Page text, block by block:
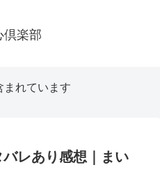
倶楽部
まれています
レあり感想｜まい